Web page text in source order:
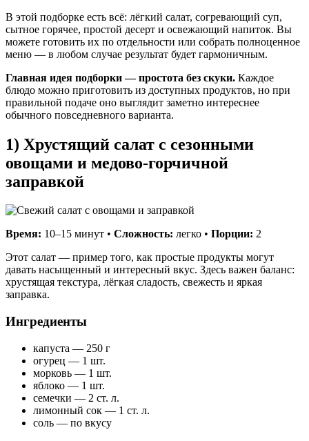
В этой подборке есть всё: лёгкий салат, согревающий суп,
сытное горячее, простой десерт и освежающий напиток. Вы
можете готовить их по отдельности или собрать полноценное
меню — в любом случае результат будет гармоничным.
Главная идея подборки — простота без скуки. Каждое
блюдо можно приготовить из доступных продуктов, но при
правильной подаче оно выглядит заметно интереснее
обычного повседневного варианта.
1) Хрустящий салат с сезонными
овощами и медово-горчичной
заправкой
Время: 10–15 минут • Сложность: легко • Порции: 2
Этот салат — пример того, как простые продукты могут
давать насыщенный и интересный вкус. Здесь важен баланс:
хрустящая текстура, лёгкая сладость, свежесть и яркая
заправка.
Ингредиенты
капуста — 250 г
огурец — 1 шт.
морковь — 1 шт.
яблоко — 1 шт.
семечки — 2 ст. л.
лимонный сок — 1 ст. л.
соль — по вкусу